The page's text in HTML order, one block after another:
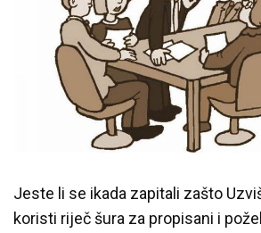
Jeste li se ikada zapitali zašto
koristi riječ šura za propisani i